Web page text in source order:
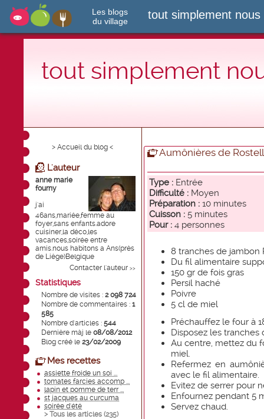
Les blogs
du village
tout simplement nous
tout simplement
> Accueil du blog <
L'auteur
anne marie
fourny
j'ai
46ans,mariée,femme au
foyer,sans enfants.adore
cuisiner,la déco,les
vacances,soirée entre
amis.nous habitons a Ans(près
de Liège)Belgique
Contacter l'auteur >>
Statistiques
Nombre de visites : 2 098 724
Nombre de commentaires : 1
585
Nombre d'articles : 544
Dernière màj le 08/08/2012
Blog créé le 23/02/2009
Mes recettes
assiette froide un soi ...
tomates farcies accomp ...
lapin et pomme de terr ...
st jacques au curcuma
soirée d'été
> Tous les articles (235)
Aumônières de
Type : Entrée
Difficulté : Moyen
Préparation : 10 minutes
Cuisson : 5 minutes
Pour : 4 personnes
8 tranches de jambon
Du fil alimentaire
150 gr de fois gras
Persil haché
Poivre
5 cl de miel
Préchauffez le four à
Disposez les
Au centre, mettez du
miel.
Refermez en
avec le fil alimentaire.
Evitez de serrer pour
Enfournez pendant 5
Servez chaud.